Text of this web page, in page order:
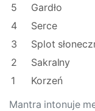
Mantra intonuje
5
Gardło
4
Serce
3
Splot
2
Sakralny
1
Korzeń